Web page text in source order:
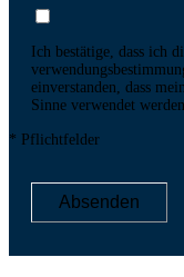
Ich bestätige, dass ich
ein­ver­standen, dass
Sinne ver­wendet werden.
* Pflichtfelder
Absenden